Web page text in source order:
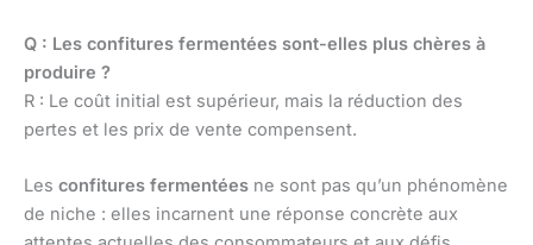
Q : Les confitures fermentées sont-elles plus chères à
produire ?
R : Le coût initial est supérieur, mais la réduction des
pertes et les prix de vente compensent.
Les confitures fermentées ne sont pas qu’un phénomène
de niche : elles incarnent une réponse concrète aux